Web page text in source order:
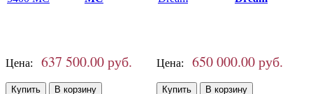
Цена: 637 500.00 руб. Цена: 650 000.00 руб.